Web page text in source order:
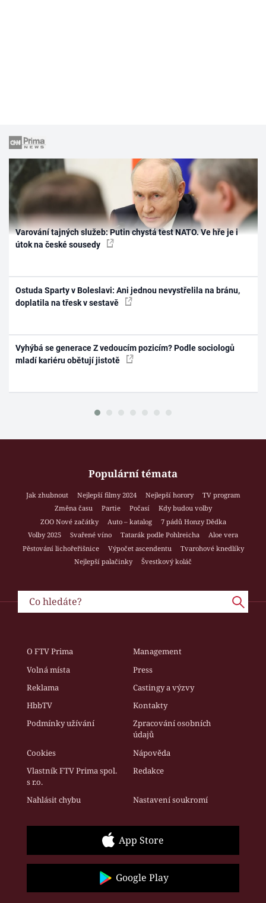
Varování tajných služeb: Putin chystá test NATO. Ve hře je i
útok na české sousedy
Ostuda Sparty v Boleslavi: Ani jednou nevystřelila na bránu,
doplatila na třesk v sestavě
Vyhýbá se generace Z vedoucím pozicím? Podle sociologů
mladí kariéru obětují jistotě
Populární témata
Jak zhubnout Nejlepší filmy 2024 Nejlepší horory
TV program
Změna času
Partie Počasí
Kdy budou volby
ZOO Nové začátky
Auto – katalog
7 pádů Honzy Dědka
Volby 2025
Svařené víno Tatarák podle Pohlreicha
Aloe vera
Pěstování lichořeřišnice
Výpočet ascendentu
Tvarohové knedlíky
Nejlepší palačinky
Švestkový koláč
O FTV Prima
Management
Volná místa
Press
Reklama
Castingy a výzvy
HbbTV
Kontakty
Podmínky užívání
Zpracování osobních
údajů
Cookies
Nápověda
Vlastník FTV Prima spol.
s r.o.
Redakce
Nahlásit chybu Nastavení soukromí
App Store
Google Play